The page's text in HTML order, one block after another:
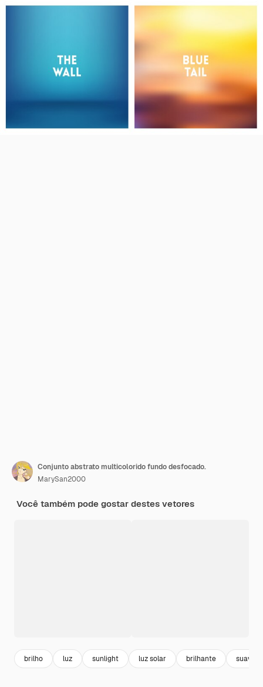
Conjunto abstrato multicolorido fundo desfocado.
MarySan2000
Você também pode gostar destes vetores
brilho luz sunlight luz solar brilhante suave